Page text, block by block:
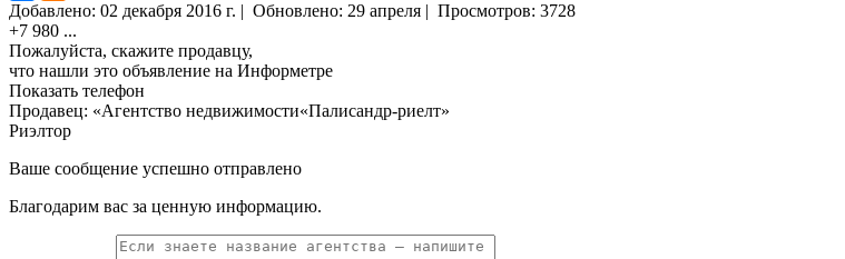
Добавлено: 02 декабря 2016 г. | Обновлено: 29 апреля | Просмотров: 3728
+7 980 ...
Пожалуйста, скажите продавцу,
что нашли это объявление на Информетре
Показать телефон
Продавец: «Агентство недвижимости«Палисандр-риелт»
Риэлтор
Ваше сообщение успешно отправлено
Благодарим вас за ценную информацию.